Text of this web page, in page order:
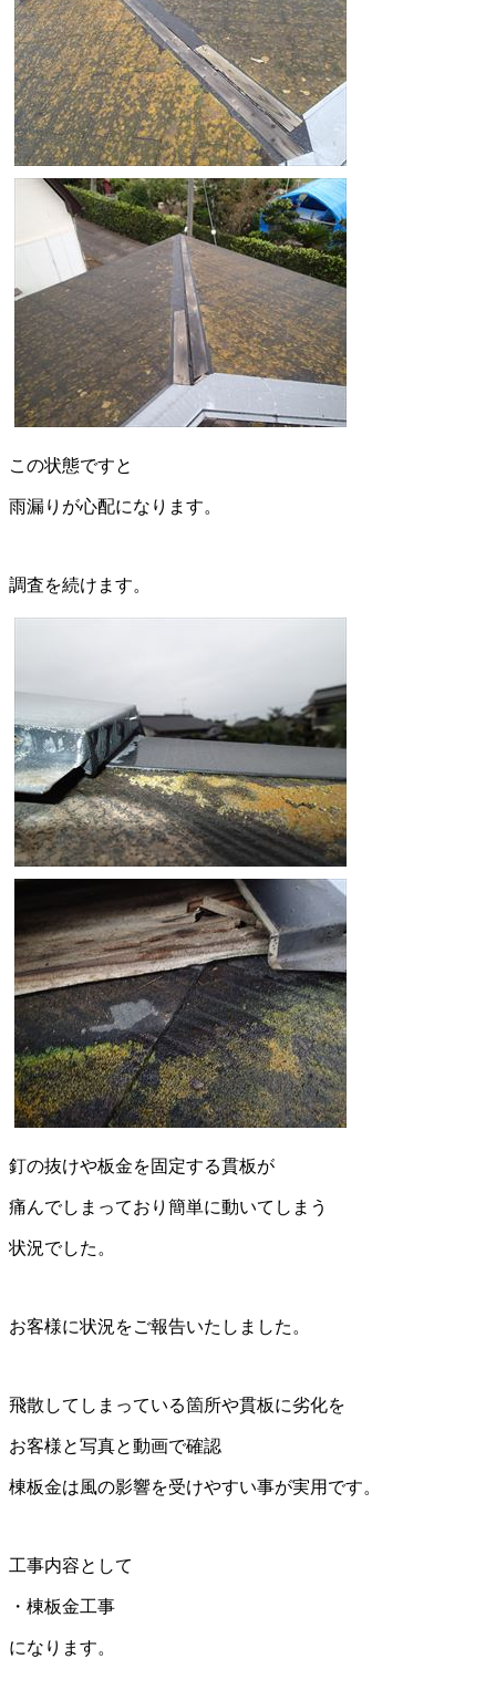
この状態ですと
雨漏りが心配になります。
調査を続けます。
釘の抜けや板金を固定する貫板が
痛んでしまっており簡単に動いてしまう
状況でした。
お客様に状況をご報告いたしました。
飛散してしまっている箇所や貫板に劣化を
お客様と写真と動画で確認
棟板金は風の影響を受けやすい事が実用です。
工事内容として
・棟板金工事
になります。